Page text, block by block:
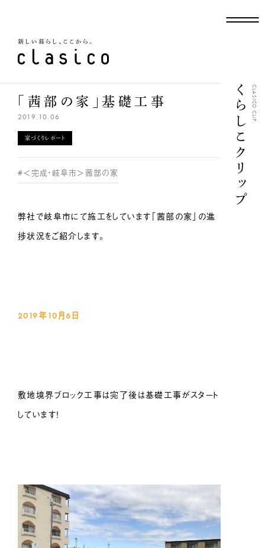
くらしこクリップCLASICO CLIP
「茜部の家」基礎工事
2019.10.06
家づくりレポート
#＜完成・岐阜市＞茜部の家
弊社で岐阜市にて施工をしています「茜部の家」の進
捗状況をご紹介します。
2019年10月6 日
敷地境界ブロック工事は完了後は基礎工事がスタート
しています！